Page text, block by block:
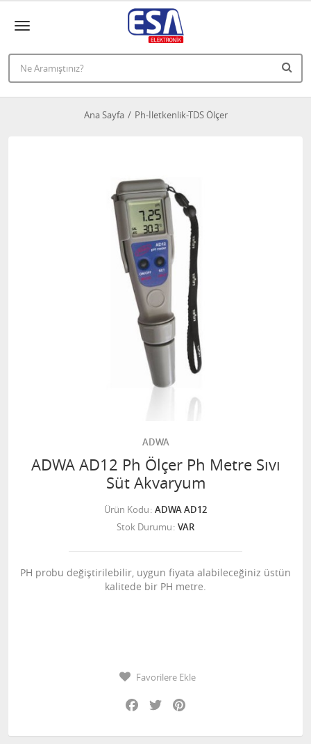
Ana Sayfa Ph-İletkenlik-TDS Ölçer
ADWA
ADWA AD12 Ph Ölçer Ph Metre Sıvı
Süt Akvaryum
Ürün Kodu ADWA AD12
Stok Durumu VAR
PH probu değiştirilebilir, uygun fiyata alabileceğiniz üstün
kalitede bir PH metre.
Favorilere Ekle
Facebook
Twitter